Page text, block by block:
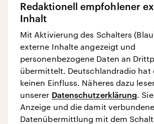
Redaktionell empfohlener
Inhalt
Mit Aktivierung des Schalters
externe Inhalte angezeigt und
personenbezogene Daten an
übermittelt. Deutschlandradio hat
keinen Einfluss. Näheres dazu
unserer Datenschutzerklärung .
Anzeige und die damit verbundene
Datenübermittlung mit dem